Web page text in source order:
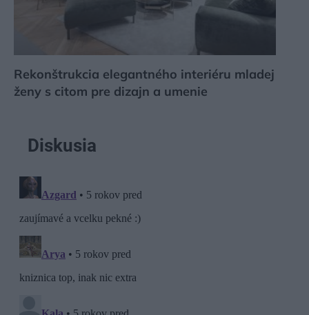
Rekonštrukcia elegantného interiéru mladej
ženy s citom pre dizajn a umenie
Diskusia